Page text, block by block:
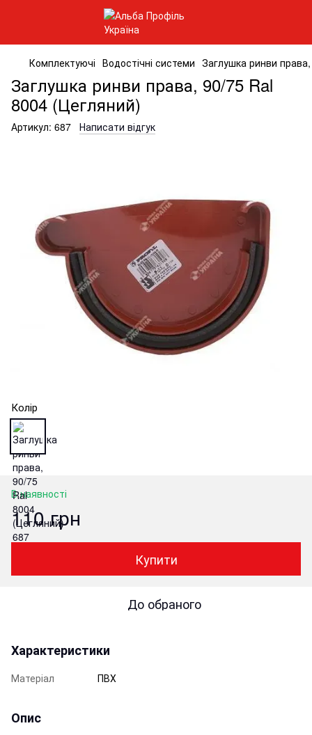
Комплектуючі Водостічні системи Заглушка ринви
Заглушка ринви права, 90/75 Ral
8004 (Цегляний)
Артикул: 687 Написати відгук
Колір
В наявності
110 грн
Купити
До обраного
Характеристики
Матеріал ПВХ
Опис